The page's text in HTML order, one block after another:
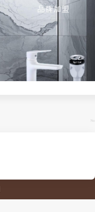
品牌加盟